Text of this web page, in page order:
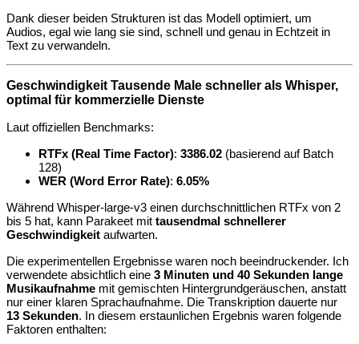
Dank dieser beiden Strukturen ist das Modell optimiert, um
Audios, egal wie lang sie sind, schnell und genau in Echtzeit in
Text zu verwandeln.
Geschwindigkeit Tausende Male schneller als Whisper,
optimal für kommerzielle Dienste
Laut offiziellen Benchmarks:
RTFx (Real Time Factor): 3386.02 (basierend auf Batch
128)
WER (Word Error Rate): 6.05%
Während Whisper-large-v3 einen durchschnittlichen RTFx von 2
bis 5 hat, kann Parakeet mit tausendmal schnellerer
Geschwindigkeit aufwarten.
Die experimentellen Ergebnisse waren noch beeindruckender. Ich
verwendete absichtlich eine 3 Minuten und 40 Sekunden lange
Musikaufnahme mit gemischten Hintergrundgeräuschen, anstatt
nur einer klaren Sprachaufnahme. Die Transkription dauerte nur
13 Sekunden. In diesem erstaunlichen Ergebnis waren folgende
Faktoren enthalten: